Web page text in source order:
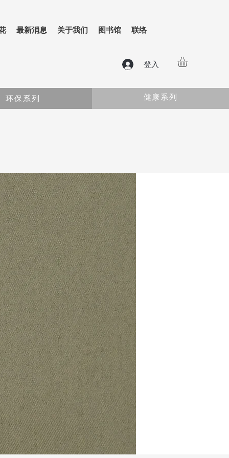
最新消息 关于我们 图书馆 联络
登入
环保系列 健康系列